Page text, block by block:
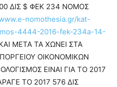
ΔΙΣ $ ΦΕΚ 234 ΝΟΜΟΣ
nomothesia.gr/kat-
4444-2016-fek-234a-14-
ΜΕΤΑ ΤΑ ΧΩΝΕΙ ΣΤΑ
ΟΙΚΟΝΟΜΙΚΩΝ
ΕΙΝΑΙ ΓΙΑ ΤΟ 2017
ΤΟ 2017 576 ΔΙΣ